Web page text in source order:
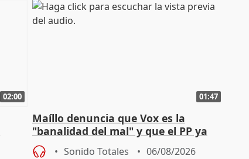
02:00 01:47
Maíllo denuncia que Vox es la
"banalidad del mal" y que el PP ya
asume todas sus tesis
Sonido Totales 06/08/2026